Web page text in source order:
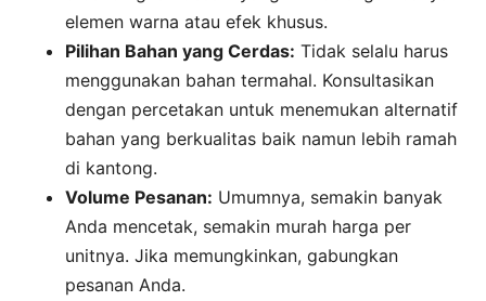
elemen warna atau efek khusus.
Pilihan Bahan yang Cerdas: Tidak selalu harus
menggunakan bahan termahal. Konsultasikan
dengan percetakan untuk menemukan alternatif
bahan yang berkualitas baik namun lebih ramah
di kantong.
Volume Pesanan: Umumnya, semakin banyak
Anda mencetak, semakin murah harga per
unitnya. Jika memungkinkan, gabungkan
pesanan Anda.